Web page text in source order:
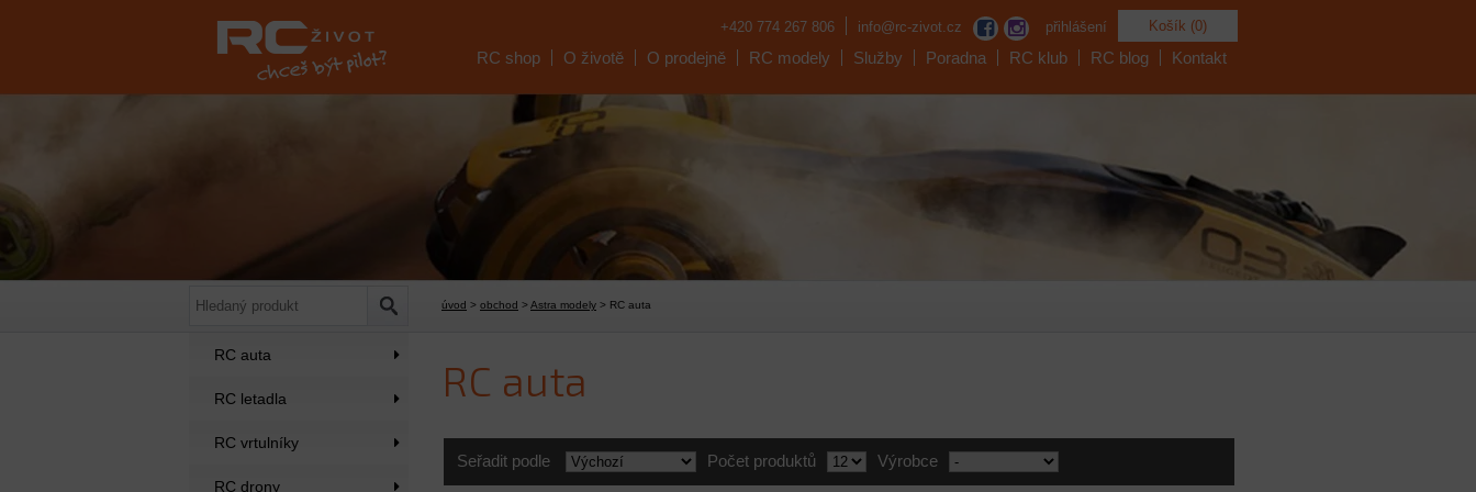
Košík (0)
přihlášení
+420 774 267 806 info@rc-zivot.cz
RC shop O životě O prodejně RC modely Služby Poradna RC klub RC blog Kontakt
úvod > obchod >Astra modely > RC auta
RC auta
RC letadla
RC vrtulníky
RC drony
RC auta
Seřadit podle Počet produktů Výrobce